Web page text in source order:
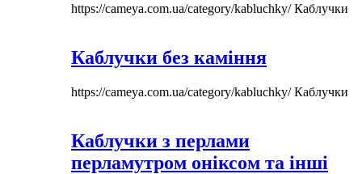
https://cameya.com.ua/category/kabluchky/Каблучки
Каблучки без каміння
https://cameya.com.ua/category/kabluchky/Каблучки
Каблучки з перлами
перламутром оніксом та інші